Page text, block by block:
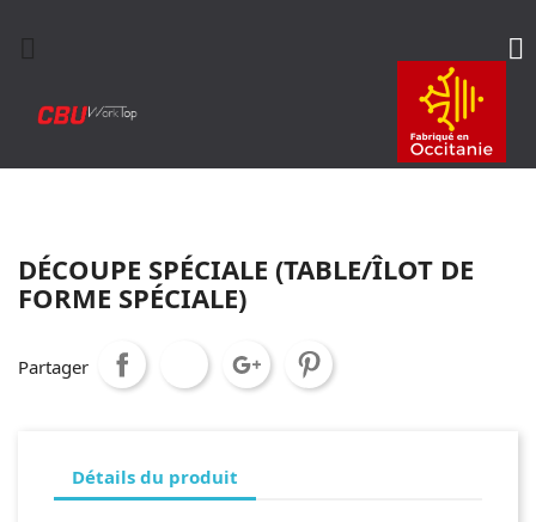
 
DÉCOUPE SPÉCIALE (TABLE/ÎLOT DE
FORME SPÉCIALE)
Partager
Détails du produit